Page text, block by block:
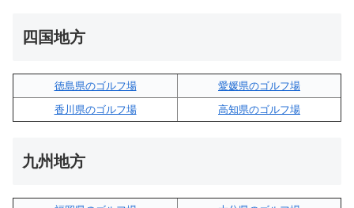
四国地方
徳島県のゴルフ場
愛媛県のゴルフ場
香川県のゴルフ場
高知県のゴルフ場
九州地方